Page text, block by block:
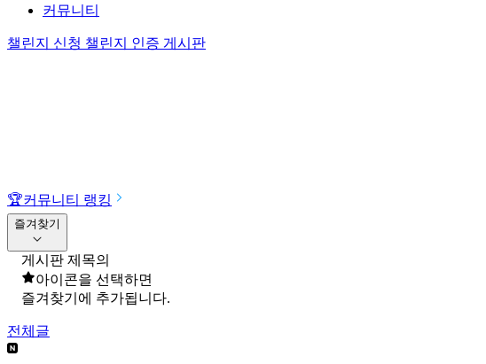
커뮤니티
챌린지 신청 챌린지 인증 게시판
🏆커뮤니티 랭킹
즐겨찾기
게시판 제목의
아이콘을 선택하면
즐겨찾기에 추가됩니다.
전체글